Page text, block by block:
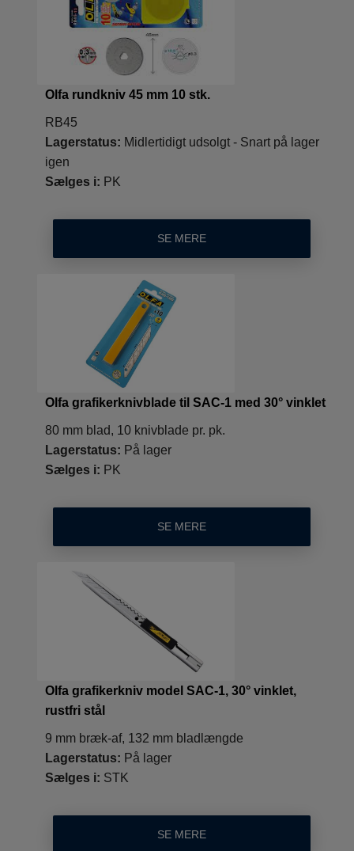
Olfa rundkniv 45 mm 10 stk.
RB45
Lagerstatus: Midlertidigt udsolgt - Snart på lager
igen
Sælges i: PK
SE MERE
Olfa grafikerknivblade til SAC-1 med 30° vinklet
80 mm blad, 10 knivblade pr. pk.
Lagerstatus: På lager
Sælges i: PK
SE MERE
Olfa grafikerkniv model SAC-1, 30° vinklet,
rustfri stål
9 mm bræk-af, 132 mm bladlængde
Lagerstatus: På lager
Sælges i: STK
SE MERE